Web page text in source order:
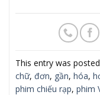
This entry was
chữ, đơn, gần, hóa,
phim chiếu rạp, phim